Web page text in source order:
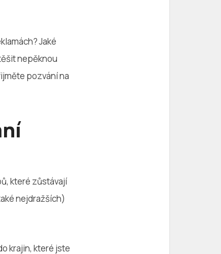
Jaké
nepěknou
pozvání na
které zůstávají
nejdražších)
krajin, které jste